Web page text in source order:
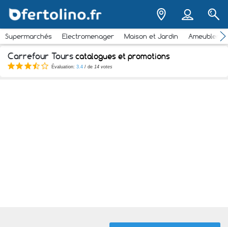
Supermarchés Electromenager Maison et Jardin
Carrefour Tours catalogues et promotions
Évaluation: 3.4 / de 14 votes